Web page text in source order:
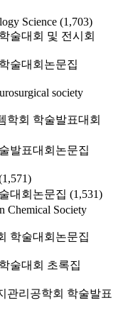
Science (1,703)
술대회 및 전시회
술대회논문집
society
학회 학술발표대회
발표대회논문집
대회논문집 (1,531)
Chemical Society
학술대회논문집
술대회 초록집
관리공학회 학술발표